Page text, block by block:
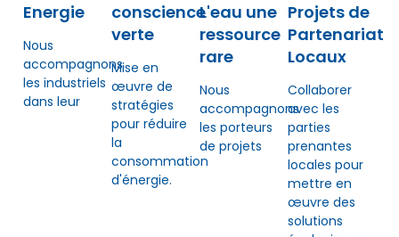
Energie
Nous
accompagnons
les industriels
dans leur
conscience
verte
Mise en
œuvre de
stratégies
pour réduire
la
consommation
d'énergie.
L'eau une
ressource
rare
Nous
accompagnons
les porteurs
de projets
Projets de
Partenariat
Locaux
Collaborer
avec les
parties
prenantes
locales pour
mettre en
œuvre des
solutions